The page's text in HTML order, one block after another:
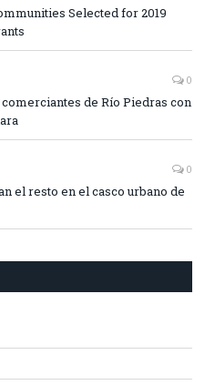
Selected for 2019
0
de Río Piedras con
0
el resto en el casco urbano de